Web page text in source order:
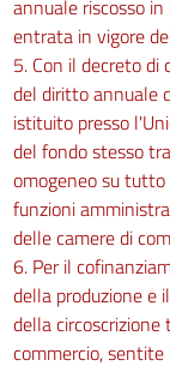
annuale riscosso
entrata in vigore
5. Con il decreto
del diritto annuale
istituito presso
del fondo stesso
omogeneo su
funzioni
delle camere di
6. Per il
della produzione e
della
commercio,